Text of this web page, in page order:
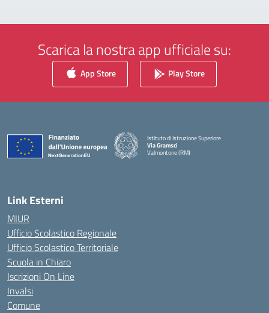
Scarica la nostra app ufficiale su:
App Store Play Store
Istituto di Istruzione Superiore
Via Gramsci
Valmontone (RM)
Link Esterni
MIUR
Ufficio Scolastico Regionale
Ufficio Scolastico Territoriale
Scuola in Chiaro
Iscrizioni On Line
Invalsi
Comune